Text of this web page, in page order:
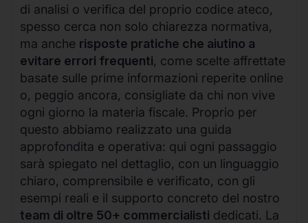
di analisi o verifica del proprio codice ateco,
spesso cerca non solo chiarezza normativa,
ma anche risposte pratiche che aiutino a
evitare errori frequenti, come scelte affrettate
basate sulle prime informazioni reperite online
o, peggio ancora, consigliate da chi non vive
ogni giorno la materia fiscale. Proprio per
questo abbiamo realizzato una guida
approfondita e operativa: qui ogni passaggio
sarà spiegato nel dettaglio, con un linguaggio
chiaro, comprensibile e verificato, con gli
esempi reali e il supporto concreto del nostro
team di oltre 50+ commercialisti dedicati. La